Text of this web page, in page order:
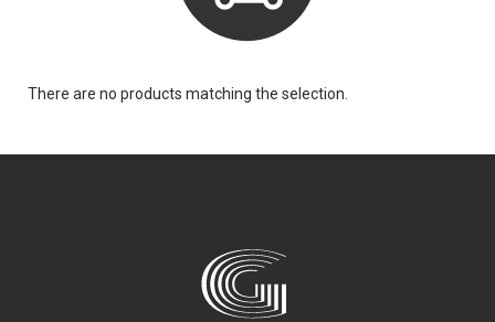
There are no products matching the selection.